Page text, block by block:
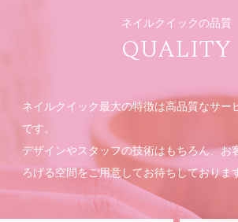
ネイルクイックの品質
QUALITY
ネイルクイック最大の特徴は高品質なサー
です。
デザインやスタッフの技術はもちろん、お
ろげる空間をご用意してお待ちしておりま